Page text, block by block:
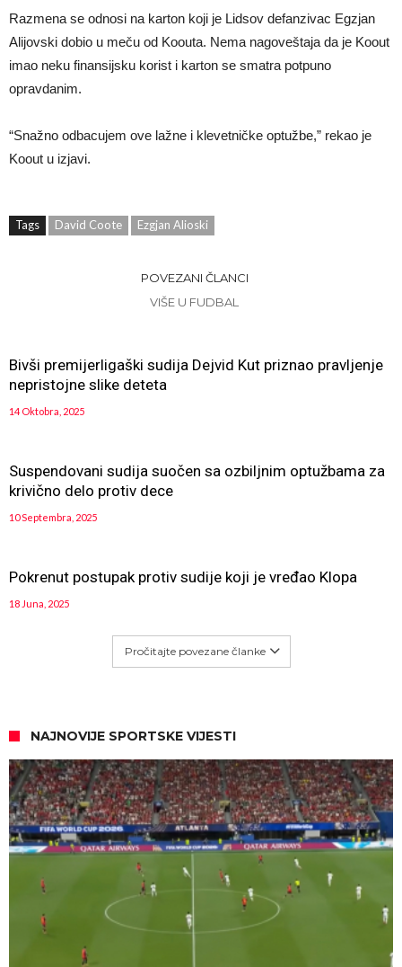
Razmena se odnosi na karton koji je Lidsov defanzivac Egzjan
Alijovski dobio u meču od Koouta. Nema nagoveštaja da je Koout
imao neku finansijsku korist i karton se smatra potpuno
opravdanim.
“Snažno odbacujem ove lažne i klevetničke optužbe,” rekao je
Koout u izjavi.
Tags David Coote Ezgjan Alioski
POVEZANI ČLANCI
VIŠE U FUDBAL
Bivši premijerligaški sudija Dejvid Kut priznao pravljenje
nepristojne slike deteta
14 Oktobra, 2025
Suspendovani sudija suočen sa ozbiljnim optužbama za
krivično delo protiv dece
10 Septembra, 2025
Pokrenut postupak protiv sudije koji je vređao Klopa
18 Juna, 2025
Pročitajte povezane članke
NAJNOVIJE SPORTSKE VIJESTI